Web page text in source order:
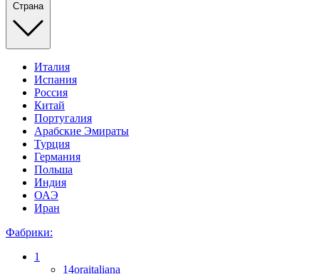
Страна
Италия
Испания
Россия
Китай
Португалия
Арабские Эмираты
Турция
Германия
Польша
Индия
ОАЭ
Иран
Фабрики:
1
14oraitaliana